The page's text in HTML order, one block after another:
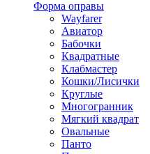
Форма оправы
Wayfarer
Авиатор
Бабочки
Квадратные
Клабмастер
Кошки/Лисички
Круглые
Многогранник
Мягкий квадрат
Овальные
Панто